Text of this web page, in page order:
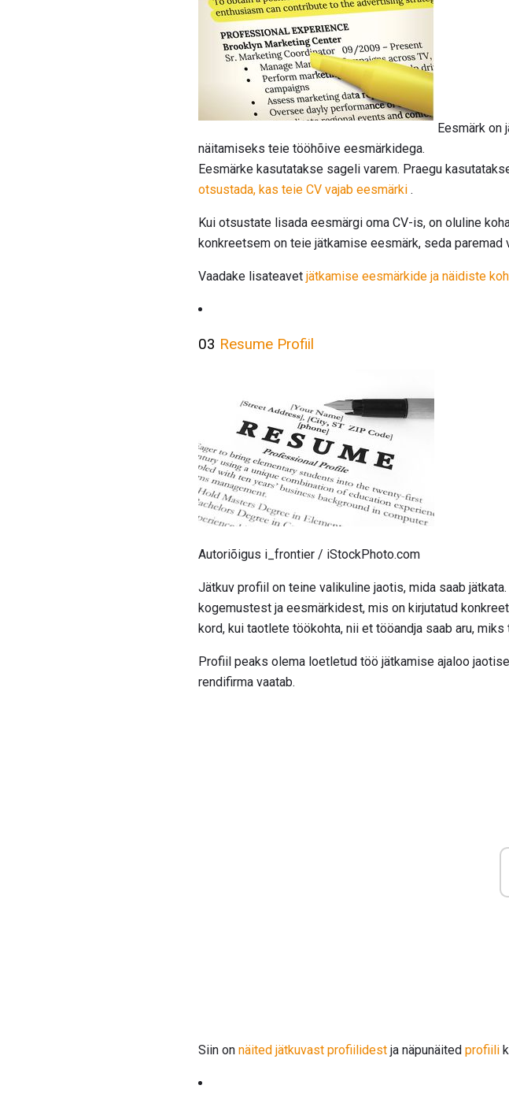
Eesmärk on
näitamiseks teie tööhõive eesmärkidega.
Eesmärke kasutatakse sageli varem. Praegu
otsustada, kas teie CV vajab eesmärki .
Kui otsustate lisada eesmärgi oma CV-is, on oluline
konkreetsem on teie jätkamise eesmärk, seda paremad
Vaadake lisateavet jätkamise eesmärkide ja näidiste
03 Resume Profiil
Autoriõigus i_frontier / iStockPhoto.com
Jätkuv profiil on teine ​​valikuline jaotis, mida saab
kogemustest ja eesmärkidest, mis on kirjutatud
kord, kui taotlete töökohta, nii et tööandja saab aru,
Profiil peaks olema loetletud töö jätkamise ajaloo
rendifirma vaatab.
Siin on näited jätkuvast profiilidest ja näpunäited profiili